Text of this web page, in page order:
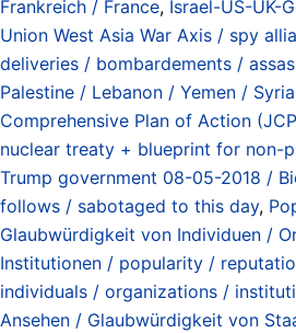
Frankreich / France, Israel-US-UK-
Union West Asia War Axis / spy
deliveries / bombardements /
Palestine / Lebanon / Yemen /
Comprehensive Plan of Action
nuclear treaty + blueprint for non-
Trump government 08-05-2018 /
follows / sabotaged to this day,
Glaubwürdigkeit von Individuen /
Institutionen / popularity /
individuals / organizations /
Ansehen / Glaubwürdigkeit von